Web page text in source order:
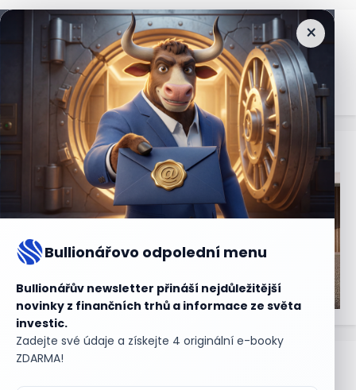
×
Bullionářovo odpolední menu
Bullionářův newsletter přináší nejdůležitější
novinky z finančních trhů a informace ze světa
investic.
Zadejte své údaje a získejte 4 originální e-booky
ZDARMA!
Nejčtenějšízprávy
Aktuální